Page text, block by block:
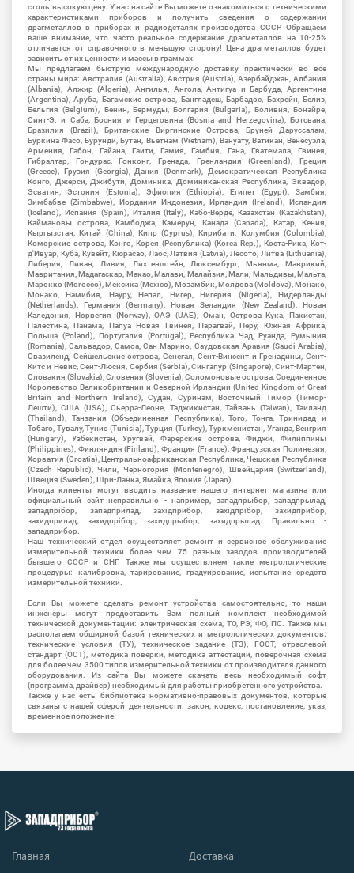
столь высокую цену. У нас на сайте Вы можете ознакомиться с техническими
характеристиками приборов и получить сведения о содержании
драгметаллов в приборах и радиодеталях производства СССР. Обращаем
ваше внимание, что часто реальное содержание драгметаллов на 10-25%
отличается от справочного в меньшую сторону! Цена драгметаллов будет
зависить от их ценности и массы в граммах.
Мы предлагаем быструю международную доставку практически во все
страны мира: Австралия (Australia), Австрия (Austria), Азербайджан, Албания
(Albania), Алжир (Algeria), Ангилья, Ангола, Антигуа и Барбуда, Аргентина
(Argentina), Аруба, Багамские острова, Бангладеш, Барбадос, Бахрейн, Белиз,
Бельгия (Belgium), Бенин, Бермуды, Болгария (Bulgaria), Боливия, Бонайре,
Синт-Э. и Саба, Босния и Герцеговина (Bosnia and Herzegovina), Ботсвана,
Бразилия (Brazil), Британские Виргинские Острова, Бруней Даруссалам,
Буркина Фасо, Бурунди, Бутан, Вьетнам (Vietnam), Вануату, Ватикан, Венесуэла,
Армения, Габон, Гайана, Гаити, Гамия, Гамбия, Гана, Гватемала, Гвинея,
Гибралтар, Гондурас, Гонконг, Гренада, Гренландия (Greenland), Греция
(Greece), Грузия (Georgia), Дания (Denmark), Демократическая Республика
Конго, Джерси, Джибути, Доминика, Доминиканская Республика, Эквадор,
Эсватин, Эстония (Estonia), Эфиопия (Ethiopia), Египет (Egypt), Замбия,
Зимбабве (Zimbabwe), Иордания Индонезия, Ирландия (Ireland), Исландия
(Iceland), Испания (Spain), Италия (Italy), Кабо-Верде, Казахстан (Kazakhstan),
Каймановы острова, Камбоджа, Камерун, Канада (Canada), Катар, Кения,
Кыргызстан, Китай (China), Кипр (Cyprus), Кирибати, Колумбия (Colombia),
Коморские острова, Конго, Корея (Республика) (Korea Rep.), Коста-Рика, Кот-
д'Ивуар, Куба, Кувейт, Кюрасао, Лаос, Латвия (Latvia), Лесото, Литва (Lithuania),
Либерия, Ливан, Ливия, Лихтенштейн, Люксембург, Мьянма, Маврикий,
Мавритания, Мадагаскар, Макао, Малави, Малайзия, Мали, Мальдивы, Мальта,
Марокко (Morocco), Мексика (Mexico), Мозамбик, Молдова (Moldova), Монако,
Монако, Намибия, Науру, Непал, Нигер, Нигерия (Nigeria), Нидерланды
(Netherlands), Германия (Germany), Новая Зеландия (New Zealand), Новая
Каледония, Норвегия (Norway), ОАЭ (UAE), Оман, Острова Кука, Пакистан,
Палестина, Панама, Папуа Новая Гвинея, Парагвай, Перу, Южная Африка,
Польша (Poland), Португалия (Portugal), Республика Чад, Руанда, Румыния
(Romania), Сальвадор, Самоа, Сан-Марино, Саудовская Аравия (Saudi Arabia),
Свазиленд, Сейшельские острова, Сенегал, Сент-Винсент и Гренадины, Сент-
Китс и Невис, Сент-Люсия, Сербия (Serbia), Сингапур (Singapore), Синт-Мартен,
Словакия (Slovakia), Словения (Slovenia), Соломоновые острова, Соединенное
Королевство Великобритании и Северной Ирландии (United Kingdom of Great
Britain and Northern Ireland), Судан, Суринам, Восточный Тимор (Тимор-
Лешти), США (USA), Сьерра-Леоне, Таджикистан, Тайвань (Taiwan), Таиланд
(Thailand), Танзания (Объединенная Республика), Того, Тонга, Тринидад и
Тобаго, Тувалу, Тунис (Tunisia), Турция (Turkey), Туркменистан, Уганда, Венгрия
(Hungary), Узбекистан, Уругвай, Фарерские острова, Фиджи, Филиппины
(Philippines), Финляндия (Finland), Франция (France), Французская Полинезия,
Хорватия (Croatia), Центральноафриканская Республика, Чешская Республика
(Czech Republic), Чили, Черногория (Montenegro), Швейцария (Switzerland),
Швеция (Sweden), Шри-Ланка, Ямайка, Япония (Japan).
Иногда клиенты могут вводить название нашего интернет магазина или
официальный сайт неправильно - например, западпрыбор, западпрылад,
западпрібор, западприлад, західприбор, західпрібор, захидприбор,
захидприлад, захидпрібор, захидпрыбор, захидпрылад. Правильно -
западприбор.
Наш технический отдел осуществляет ремонт и сервисное обслуживание
измерительной техники более чем 75 разных заводов производителей
бывшего СССР и СНГ. Также мы осуществляем такие метрологические
процедуры: калибровка, тарирование, градуирование, испытание средств
измерительной техники.
Если Вы можете сделать ремонт устройства самостоятельно, то наши
инженеры могут предоставить Вам полный комплект необходимой
технической документации: электрическая схема, ТО, РЭ, ФО, ПС. Также мы
располагаем обширной базой технических и метрологических документов:
технические условия (ТУ), техническое задание (ТЗ), ГОСТ, отраслевой
стандарт (ОСТ), методика поверки, методика аттестации, поверочная схема
для более чем 3500 типов измерительной техники от производителя данного
оборудования. Из сайта Вы можете скачать весь необходимый софт
(программа, драйвер) необходимый для работы приобретенного устройства.
Также у нас есть библиотека нормативно-правовых документов, которые
связаны с нашей сферой деятельности: закон, кодекс, постановление, указ,
временное положение.
Главная Доставка